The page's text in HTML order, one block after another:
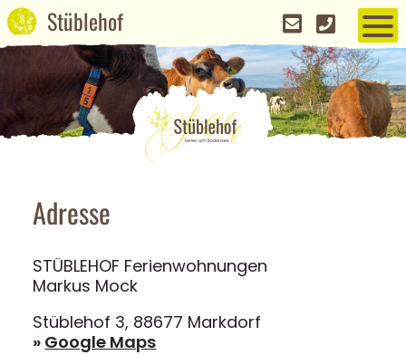
Adresse
STÜBLEHOF Ferienwohnungen
Markus Mock
Stüblehof 3, 88677 Markdorf
» Google Maps